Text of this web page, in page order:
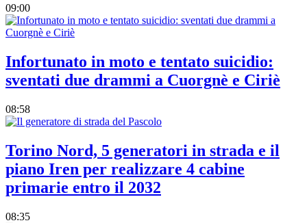
09:00
Infortunato in moto e tentato suicidio:
sventati due drammi a Cuorgnè e Ciriè
08:58
Torino Nord, 5 generatori in strada e il
piano Iren per realizzare 4 cabine
primarie entro il 2032
08:35